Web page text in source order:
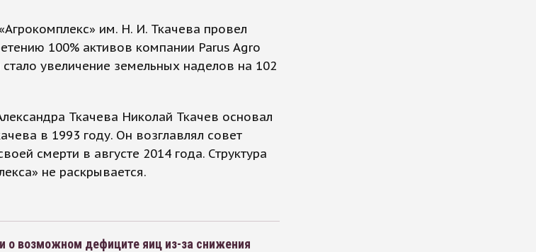
им. Н. И. Ткачева провел
100% активов компании Parus Agro
стало увеличение земельных наделов на 102
Ткачева Николай Ткачев основал
в 1993 году. Он возглавлял совет
смерти в августе 2014 года. Структура
не раскрывается.
о возможном дефиците яиц из-за снижения